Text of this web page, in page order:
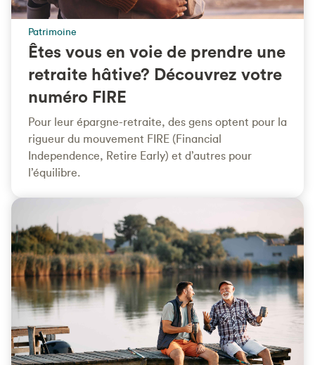
Patrimoine
Êtes vous en voie de prendre une
retraite hâtive? Découvrez votre
numéro FIRE
Pour leur épargne-retraite, des gens optent pour la
rigueur du mouvement FIRE (Financial
Independence, Retire Early) et d’autres pour
l’équilibre.